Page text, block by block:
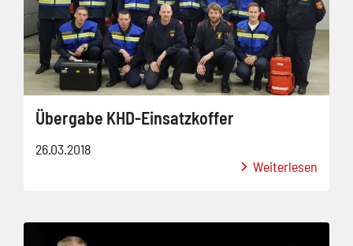
Übergabe KHD-Einsatzkoffer
26.03.2018
Weiterlesen